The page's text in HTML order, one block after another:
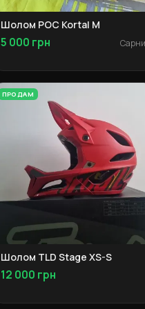
Шолом POC Kortal M
5 000 грн Сарни
ПРОДАМ
Шолом TLD Stage XS-S
12 000 грн